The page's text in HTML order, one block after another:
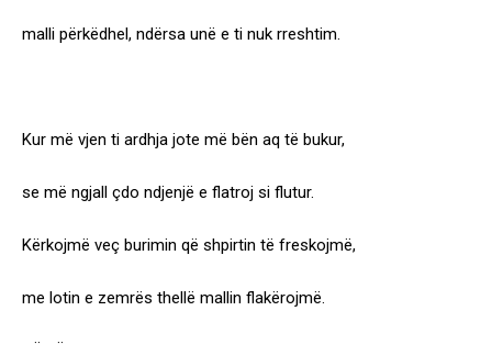
malli përkëdhel, ndërsa unë e ti nuk rreshtim.
Kur më vjen ti ardhja jote më bën aq të bukur,
se më ngjall çdo ndjenjë e flatroj si flutur.
Kërkojmë veç burimin që shpirtin të freskojmë,
me lotin e zemrës thellë mallin flakërojmë.